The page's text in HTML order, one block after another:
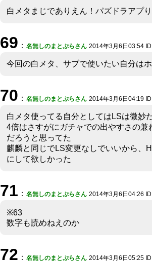
白メタまじでありえん！パズドラアプり
69 ： 名無しのまとぷらさん 2014年3月6日03:54
今回の白メタ、サブで使いたい自分は
70 ： 名無しのまとぷらさん 2014年3月6日04:19
白メタ使ってる自分としてはLSは微妙
4倍はさすがにガチャでの出やすさの兼
だろうと思ってた
麒麟と同じでLS変更なしでいいから、
にして欲しかった
71 ： 名無しのまとぷらさん 2014年3月6日04:26
※63
数字も読めねえのか
72 ： 名無しのまとぷらさん 2014年3月6日05:25